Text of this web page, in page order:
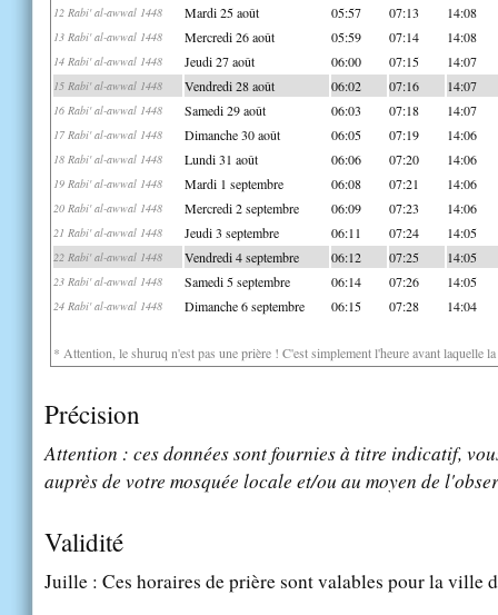
12 Rabi' al-awwal 1448 Mardi 25 août 05:57 07:13 14:08
13 Rabi' al-awwal 1448 Mercredi 26 août 05:59 07:14 14:08
14 Rabi' al-awwal 1448 Jeudi 27 août 06:00 07:15 14:07
15 Rabi' al-awwal 1448 Vendredi 28 août 06:02 07:16 14:07
16 Rabi' al-awwal 1448 Samedi 29 août 06:03 07:18 14:07
17 Rabi' al-awwal 1448 Dimanche 30 août 06:05 07:19 14:06
18 Rabi' al-awwal 1448 Lundi 31 août 06:06 07:20 14:06
19 Rabi' al-awwal 1448 Mardi 1 septembre 06:08 07:21 14:06
20 Rabi' al-awwal 1448 Mercredi 2 septembre 06:09 07:23 14:06
21 Rabi' al-awwal 1448 Jeudi 3 septembre 06:11 07:24 14:05
22 Rabi' al-awwal 1448 Vendredi 4 septembre 06:12 07:25 14:05
23 Rabi' al-awwal 1448 Samedi 5 septembre 06:14 07:26 14:05
24 Rabi' al-awwal 1448 Dimanche 6 septembre 06:15 07:28 14:04
* Attention, le shuruq n'est pas une prière ! C'est simplement l'heure avant laquelle
Précision
Attention : ces données sont fournies à titre indicatif,
auprès de votre mosquée locale et/ou au moyen de
Validité
Juille : Ces horaires de prière sont valables pour la ville